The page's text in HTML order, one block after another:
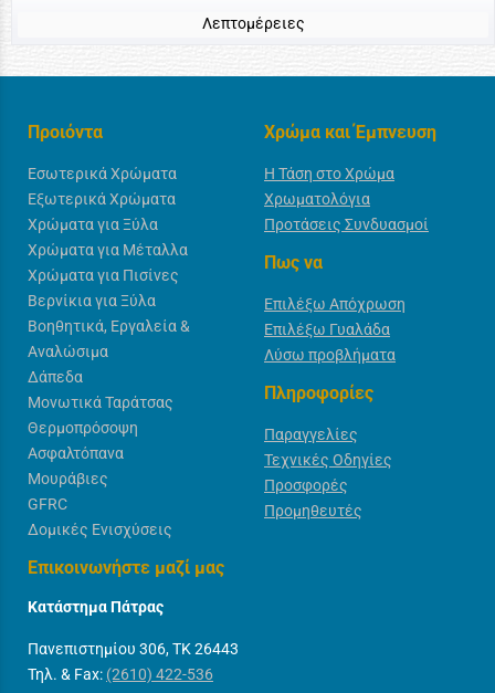
Λεπτομέρειες
Προιόντα
Εσωτερικά Χρώματα
Εξωτερικά Χρώματα
Χρώματα για Ξύλα
Χρώματα για Μέταλλα
Χρώματα για Πισίνες
Βερνίκια για Ξύλα
Βοηθητικά, Εργαλεία &
Αναλώσιμα
Δάπεδα
Μονωτικά Ταράτσας
Θερμοπρόσοψη
Ασφαλτόπανα
Μουράβιες
GFRC
Δομικές Ενισχύσεις
Χρώμα και Έμπνευση
Η Τάση στο Χρώμα
Χρωματολόγια
Προτάσεις Συνδυασμοί
Πως να
Επιλέξω Απόχρωση
Επιλέξω Γυαλάδα
Λύσω προβλήματα
Πληροφορίες
Παραγγελίες
Τεχνικές Οδηγίες
Προσφορές
Προμηθευτές
Επικοινωνήστε μαζί μας
Κατάστημα Πάτρας
Πανεπιστημίου 306, ΤΚ 26443
Τηλ. & Fax: (2610) 422-536